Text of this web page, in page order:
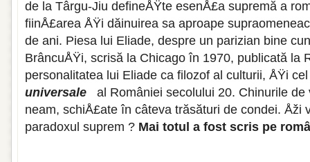
de la Târgu-Jiu defineÅŸte esenÅ£a supremă a
fiinÅ£area ÅŸi dăinuirea sa aproape
de ani. Piesa lui Eliade, despre un parizian bine
BrâncuÅŸi, scrisă la Chicago în 1970, publicată la
personalitatea lui Eliade ca filozof al culturii, ÅŸi
universale
al României secolului 20. Chinurile
neam, schiÅ£ate în câteva trăsături de condei. Åži
paradoxul suprem ? Mai totul a fost scris pe